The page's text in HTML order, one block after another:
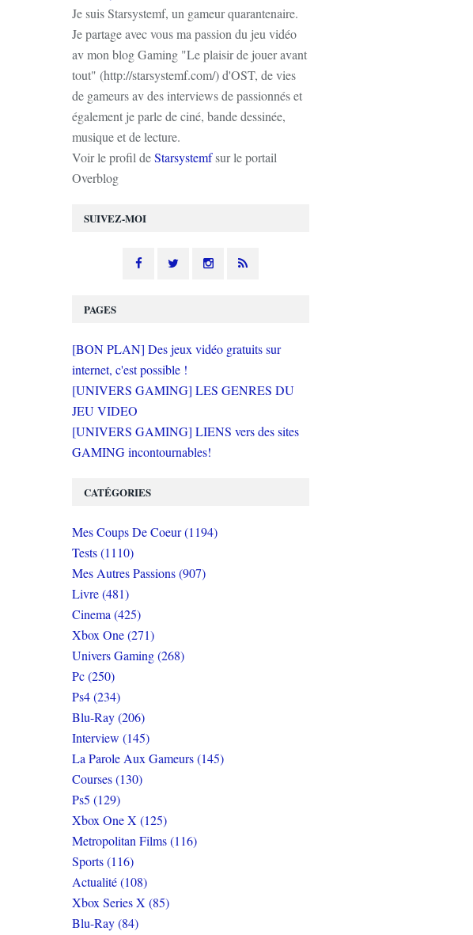
SUIVEZ-MOI
Je suis Starsystemf, un gameur quarantenaire.
Je partage avec vous ma passion du jeu vidéo
av mon blog Gaming "Le plaisir de jouer avant
tout" (http://starsystemf.com/) d'OST, de vies
de gameurs av des interviews de passionnés et
également je parle de ciné, bande dessinée,
musique et de lecture.
Voir le profil deStarsystemfsur le portail
Overblog
PAGES
[BON PLAN] Des jeux vidéo gratuits sur
internet, c'est possible !
[UNIVERS GAMING] LES GENRES DU
JEU VIDEO
[UNIVERS GAMING] LIENS vers des sites
GAMING incontournables!
CATÉGORIES
Mes Coups De Coeur (1194)
Tests (1110)
Mes Autres Passions (907)
Livre (481)
Cinema (425)
Xbox One (271)
Univers Gaming (268)
Pc (250)
Ps4 (234)
Blu-Ray (206)
Interview (145)
La Parole Aux Gameurs (145)
Courses (130)
Ps5 (129)
Xbox One X (125)
Metropolitan Films (116)
Sports (116)
Actualité (108)
Xbox Series X (85)
Blu-Ray (84)